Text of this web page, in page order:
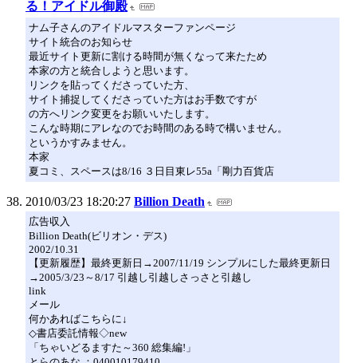
る！アイドル御殿
ナム子さんのアイドルマスターファンページ
サイト統合のお知らせ
最近サイト更新に割ける時間が無くなって来たため
本家の方と統合しようと思います。
リンクを貼ってくださっていた方、
サイト捕捉してくださっていた方はお手数ですが
の方へリンク変更をお願いいたします。
こんな時期にアレなのでお時間のある時で構いません。
というかすみません。
本家
夏コミ、スペースは8/16 ３日目東レ55a「剛力百貨店
2010/03/23 18:20:27 Billion Death
広告収入
Billion Death(ビリオン・デス)
2002/10.31
【更新履歴】最終更新日→2007/11/19 シンプルにした最終更新日
→2005/3/23～8/17 引越し引越しさっさと引越し
link
メール
何かあればこちらに↓
◇書店委託情報◇new
「ちゃいどるますた～360 総集編!」